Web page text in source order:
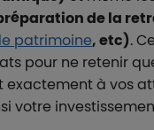
de la
patrimoine, etc).
pour ne retenir
exactement à vos
votre